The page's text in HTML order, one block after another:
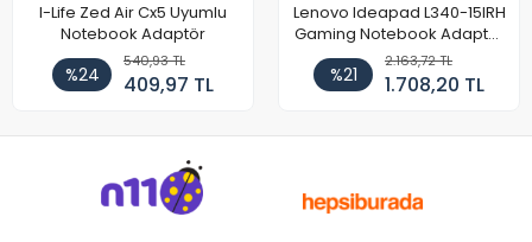
I-Life Zed Air Cx5 Uyumlu
Notebook Adaptör
%24
540,93 TL
409,97 TL
Lenovo Ideapad L340-15IRH
Gaming Notebook Adaptör
Cihazı Şarj Aleti (150W)
%21
2.163,72 TL
1.708,20 TL